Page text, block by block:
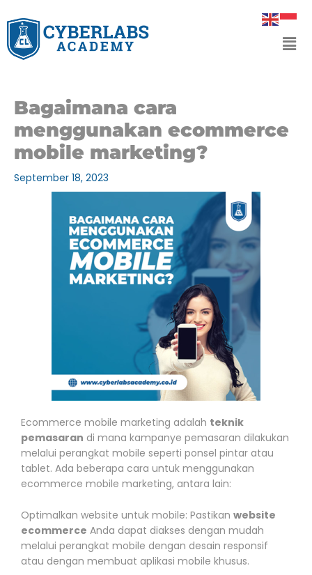
to
content
Bagaimana cara
menggunakan ecommerce
mobile marketing?
September 18, 2023
Ecommerce mobile marketing adalah teknik
pemasaran di mana kampanye pemasaran dilakukan
melalui perangkat mobile seperti ponsel pintar atau
tablet. Ada beberapa cara untuk menggunakan
ecommerce mobile marketing, antara lain:
Optimalkan website untuk mobile: Pastikan website
ecommerce Anda dapat diakses dengan mudah
melalui perangkat mobile dengan desain responsif
atau dengan membuat aplikasi mobile khusus.